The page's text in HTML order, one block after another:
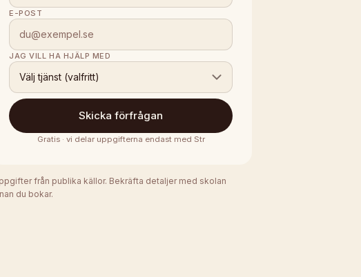
E-POST
JAG VILL HA HJÄLP MED
Välj tjänst (valfritt)
Skicka förfrågan
Gratis · vi delar uppgifterna endast med Str
från publika källor. Bekräfta detaljer med skolan
du bokar.